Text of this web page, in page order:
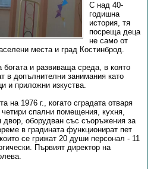
С над 40-
годишна
история, тя
посреща деца
не само от
места и град Костинброд.
богата и развиваща среда, в която
в допълнителни занимания като
и приложни изкуства.
на 1976 г., когато сградата отваря
спални помещения, кухня,
двор, оборудван със съоръжения за
в градината функционират пет
се грижат 20 души персонал - 11
Първият директор на